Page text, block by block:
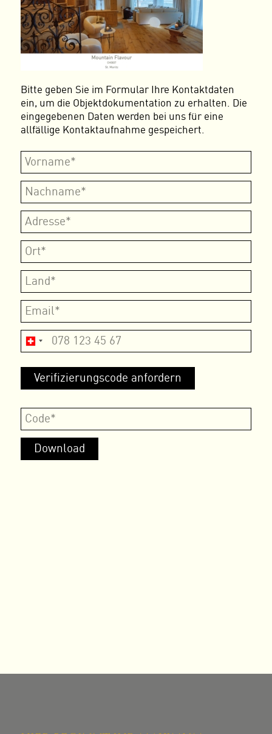
Bitte geben Sie im Formular Ihre Kontaktdaten
ein, um die Objektdokumentation zu erhalten. Die
eingegebenen Daten werden bei uns für eine
allfällige Kontaktaufnahme gespeichert.